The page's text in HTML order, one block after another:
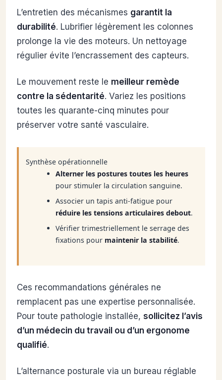
L’entretien des mécanismes garantit la
durabilité. Lubrifier légèrement les colonnes
prolonge la vie des moteurs. Un nettoyage
régulier évite l’encrassement des capteurs.
Le mouvement reste le meilleur remède
contre la sédentarité. Variez les positions
toutes les quarante-cinq minutes pour
préserver votre santé vasculaire.
Synthèse opérationnelle
Alterner les postures toutes les heures
pour stimuler la circulation sanguine.
Associer un tapis anti-fatigue pour
réduire les tensions articulaires debout.
Vérifier trimestriellement le serrage des
fixations pour maintenir la stabilité.
Ces recommandations générales ne
remplacent pas une expertise personnalisée.
Pour toute pathologie installée, sollicitez l’avis
d’un médecin du travail ou d’un ergonome
qualifié.
L’alternance posturale via un bureau réglable